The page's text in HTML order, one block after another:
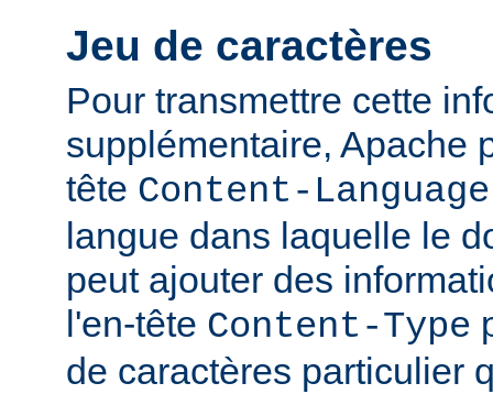
Jeu de caractères
Pour transmettre cette
supplémentaire, Apache
tête Content-Language
langue dans laquelle le
peut ajouter des
l'en-tête Content-Type
de caractères particulier